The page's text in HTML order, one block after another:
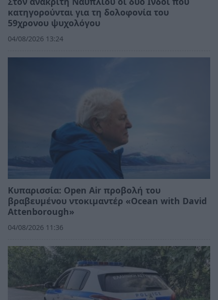
κατηγορούνται για τη δολοφονία του
59χρονου ψυχολόγου
04/08/2026 13:24
Κυπαρισσία: Open Air προβολή του
βραβευμένου ντοκιμαντέρ «Ocean with David
Attenborough»
04/08/2026 11:36